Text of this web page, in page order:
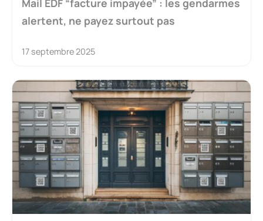
Mail EDF “facture impayée” : les gendarmes
alertent, ne payez surtout pas
17 septembre 2025